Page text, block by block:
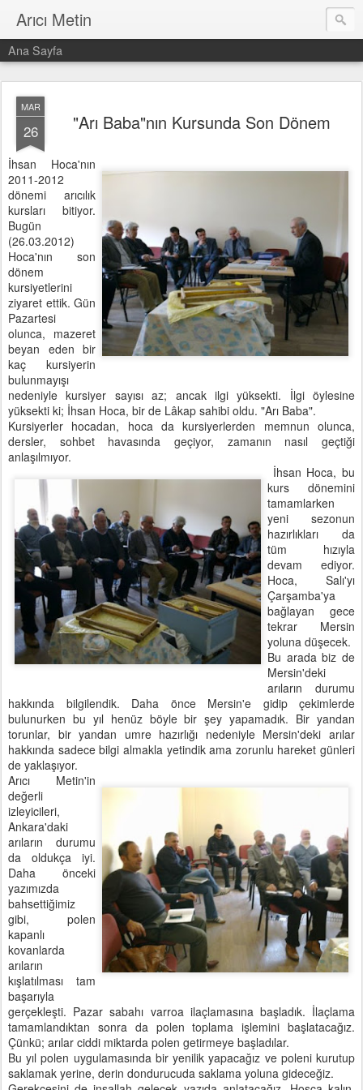
Arıcı Metin
Ana Sayfa
MAR
26 "Arı Baba"nın Kursunda Son Dönem
İhsan Hoca'nın
2011-2012
dönemi arıcılık
kursları bitiyor.
Bugün
(26.03.2012)
Hoca'nın son
dönem
kursiyetlerini
ziyaret ettik. Gün
Pazartesi
olunca, mazeret
beyan eden bir
kaç kursiyerin
bulunmayışı
nedeniyle kursiyer sayısı az; ancak ilgi yüksekti. İlgi öylesine
yüksekti ki; İhsan Hoca, bir de Lâkap sahibi oldu. "Arı Baba".
Kursiyerler hocadan, hoca da kursiyerlerden memnun olunca,
dersler, sohbet havasında geçiyor, zamanın nasıl geçtiği
anlaşılmıyor.
İhsan Hoca, bu
kurs dönemini
tamamlarken
yeni sezonun
hazırlıkları da
tüm hızıyla
devam ediyor.
Hoca, Salı'yı
Çarşamba'ya
bağlayan gece
tekrar Mersin
yoluna düşecek.
Bu arada biz de
Mersin'deki
arıların durumu
hakkında bilgilendik. Daha önce Mersin'e gidip çekimlerde
bulunurken bu yıl henüz böyle bir şey yapamadık. Bir yandan
torunlar, bir yandan umre hazırlığı nedeniyle Mersin'deki arılar
hakkında sadece bilgi almakla yetindik ama zorunlu hareket günleri
de yaklaşıyor.
Arıcı Metin'in
değerli
izleyicileri,
Ankara'daki
arıların durumu
da oldukça iyi.
Daha önceki
yazımızda
bahsettiğimiz
gibi, polen
kapanlı
kovanlarda
arıların
kışlatılması tam
başarıyla
gerçekleşti. Pazar sabahı varroa ilaçlamasına başladık. İlaçlama
tamamlandıktan sonra da polen toplama işlemini başlatacağız.
Çünkü; arılar ciddi miktarda polen getirmeye başladılar.
Bu yıl polen uygulamasında bir yenilik yapacağız ve poleni kurutup
saklamak yerine, derin dondurucuda saklama yoluna gideceğiz.